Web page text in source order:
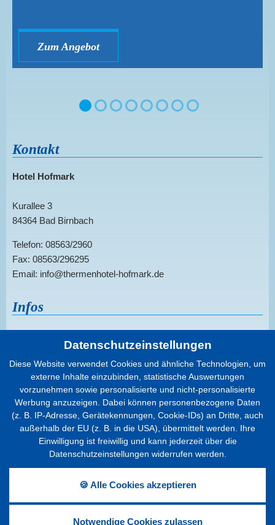
Datenschutzeinstellungen
Diese Website verwendet Cookies und ähnliche Technologien, um
externe Inhalte einzubinden, statistische Auswertungen
vorzunehmen sowie personalisierte und nicht-personalisierte
Werbung anzuzeigen. Dabei können personenbezogene Daten
(z. B. IP-Adresse, Gerätekennungen, Cookie-IDs) an Dritte, auch
außerhalb der EU (z. B. in die USA), übermittelt werden. Ihre
Einwilligung ist freiwillig und kann jederzeit über die
Datenschutzeinstellungen widerrufen werden.
🍪 Alle Cookies akzeptieren
Notwendige Cookies zulassen
Zum Angebot
Kontakt
Hotel Hofmark
Kurallee 3
84364 Bad Birnbach
Telefon: 08563/2960
Fax: 08563/296295
Email: info@thermenhotel-hofmark.de
Infos
Sitemap
Cookies
Infos
Impressum
Barrierefreiheit
Prospekt anfordern
Gerne senden wir Ihnen unseren aktuellen Hotel-Prospekt
nach Hause.